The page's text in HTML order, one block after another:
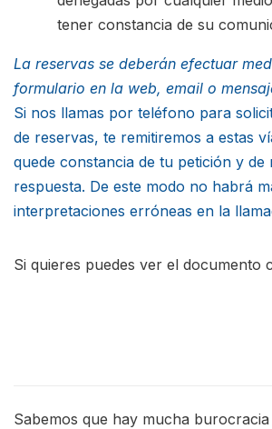
tener constancia de su
La reservas se deberán efectuar
formulario en la web, email o
Si nos llamas por teléfono para
de reservas, te remitiremos a estas
quede constancia de tu petición y de
respuesta. De este modo no habrá
interpretaciones erróneas en la
Si quieres puedes ver el documento
Sabemos que hay mucha